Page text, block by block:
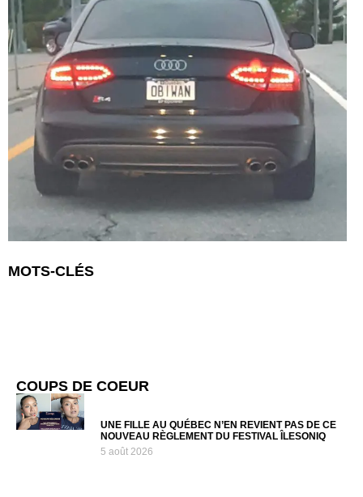
MOTS-CLÉS
COUPS DE COEUR
UNE FILLE AU QUÉBEC N’EN REVIENT PAS DE CE
NOUVEAU RÈGLEMENT DU FESTIVAL ÎLESONIQ
5 août 2026